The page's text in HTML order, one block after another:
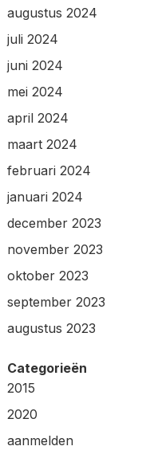
augustus 2024
juli 2024
juni 2024
mei 2024
april 2024
maart 2024
februari 2024
januari 2024
december 2023
november 2023
oktober 2023
september 2023
augustus 2023
Categorieën
2015
2020
aanmelden